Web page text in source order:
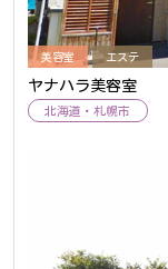
美容室 エステ
ヤナハラ美容室
北海道 札幌市